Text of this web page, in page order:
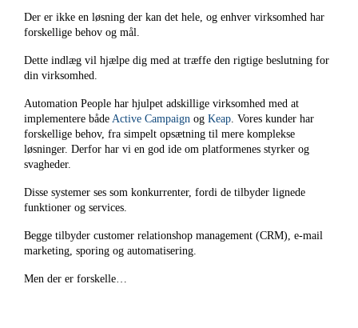
Der er ikke en løsning der kan det hele, og enhver virksomhed har
forskellige behov og mål.
Dette indlæg vil hjælpe dig med at træffe den rigtige beslutning for
din virksomhed.
Automation People har hjulpet adskillige virksomhed med at
implementere både Active Campaign og Keap . Vores kunder har
forskellige behov, fra simpelt opsætning til mere komplekse
løsninger. Derfor har vi en god ide om platformenes styrker og
svagheder.
Disse systemer ses som konkurrenter, fordi de tilbyder lignede
funktioner og services.
Begge tilbyder customer relationshop management (CRM), e-mail
marketing, sporing og automatisering.
Men der er forskelle…